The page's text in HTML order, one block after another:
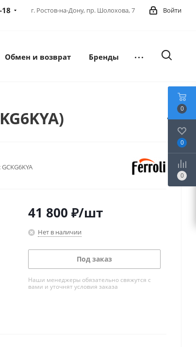
Войти
г. Ростов-на-Дону, пр. Шолохова, 7
18
Обмен и возврат Бренды
GCKG6KYA
41 800 ₽/шт
Нет в наличии
Под заказ
Наши менеджеры обязательно свяжутся с
вами и уточнят условия заказа
0
0
0